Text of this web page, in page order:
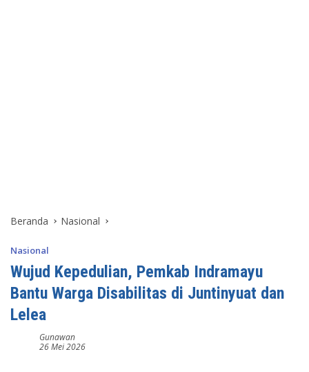
Beranda Nasional
Nasional
Wujud Kepedulian, Pemkab Indramayu
Bantu Warga Disabilitas di Juntinyuat dan
Lelea
Gunawan
26 Mei 2026